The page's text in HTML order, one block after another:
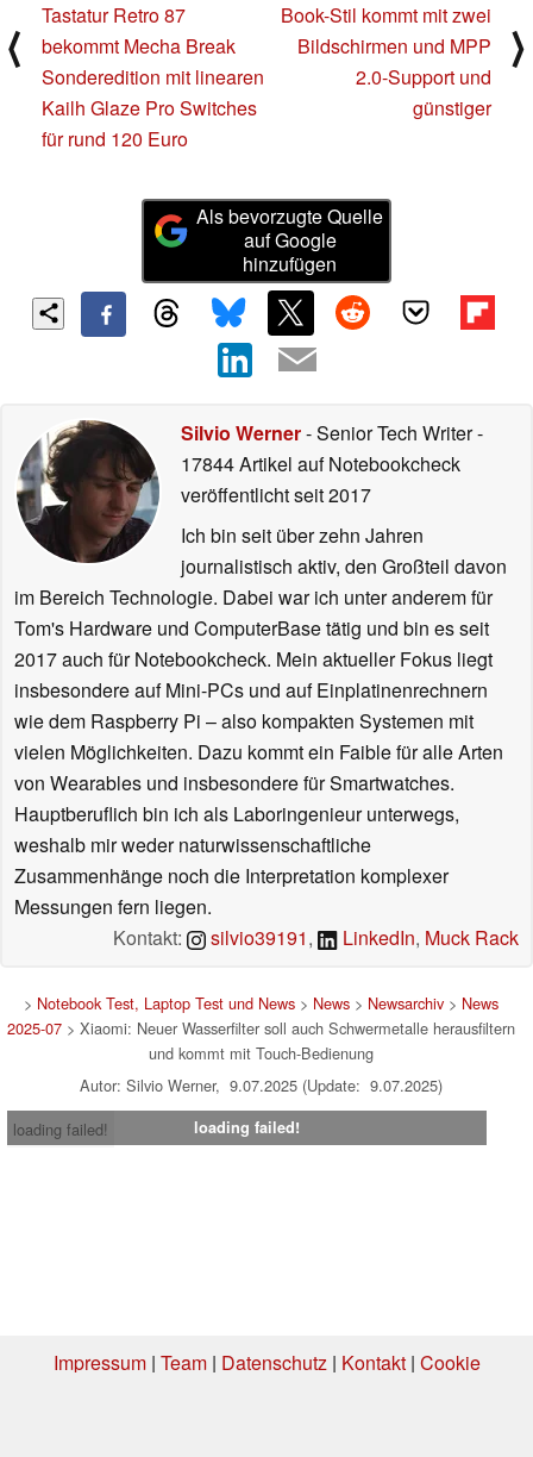
⟨
Tastatur Retro 87
bekommt Mecha Break
Sonderedition mit linearen
Kailh Glaze Pro Switches
für rund 120 Euro
Book-Stil kommt mit zwei
Bildschirmen und MPP
2.0-Support und
günstiger
⟩
Als bevorzugte Quelle
auf Google
hinzufügen
Silvio Werner- Senior Tech Writer-
17844 Artikel auf Notebookcheck
veröffentlichtseit 2017
Ich bin seit über zehn Jahren
journalistisch aktiv, den Großteil davon
im Bereich Technologie. Dabei war ich unter anderem für
Tom's Hardware und ComputerBase tätig und bin es seit
2017 auch für Notebookcheck. Mein aktueller Fokus liegt
insbesondere auf Mini-PCs und auf Einplatinenrechnern
wie dem Raspberry Pi – also kompakten Systemen mit
vielen Möglichkeiten. Dazu kommt ein Faible für alle Arten
von Wearables und insbesondere für Smartwatches.
Hauptberuflich bin ich als Laboringenieur unterwegs,
weshalb mir weder naturwissenschaftliche
Zusammenhänge noch die Interpretation komplexer
Messungen fern liegen.
Kontakt:
silvio39191, LinkedIn, Muck Rack
> Notebook Test, Laptop Test und News> News> Newsarchiv> News
2025-07> Xiaomi: Neuer Wasserfilter soll auch Schwermetalle herausfiltern
und kommt mit Touch-Bedienung
Autor: Silvio Werner, 9.07.2025 (Update: 9.07.2025)
loading failed!
loading failed!
Impressum| Team| Datenschutz| Kontakt| Cookie